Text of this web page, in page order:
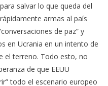
salvar lo que queda del
armas al país
de paz” y
en Ucrania en un intento de
el terreno. Todo esto, no
de que EEUU
todo el escenario europeo